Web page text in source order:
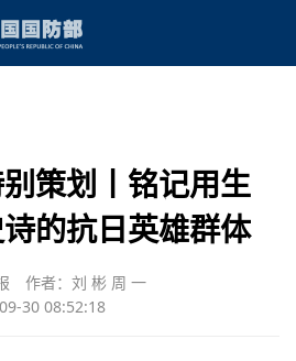
策划丨铭记用生
的抗日英雄群体
作者：刘 彬 周 一
30 08:52:18